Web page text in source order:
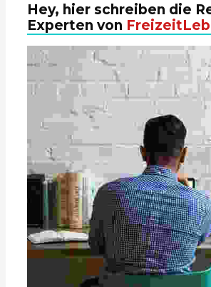
Hey, hier schreiben die
Experten von